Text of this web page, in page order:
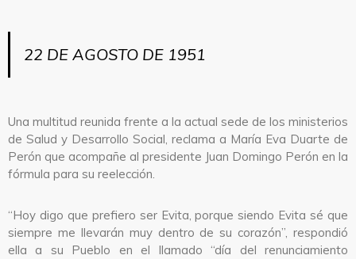
22 DE AGOSTO DE 1951
Una multitud reunida frente a la actual sede de los ministerios
de Salud y Desarrollo Social, reclama a María Eva Duarte de
Perón que acompañe al presidente Juan Domingo Perón en la
fórmula para su reelección.
“Hoy digo que prefiero ser Evita, porque siendo Evita sé que
siempre me llevarán muy dentro de su corazón”, respondió
ella a su Pueblo en el llamado “día del renunciamiento